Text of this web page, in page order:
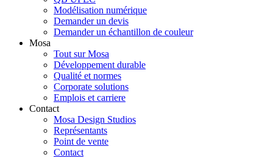
Modélisation numérique
Demander un devis
Demander un échantillon de couleur
Mosa
Tout sur Mosa
Développement durable
Qualité et normes
Corporate solutions
Emplois et carriere
Contact
Mosa Design Studios
Représentants
Point de vente
Contact